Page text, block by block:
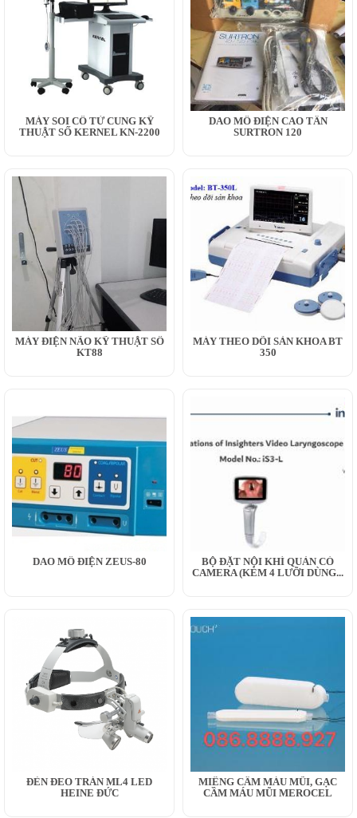
MÁY SOI CỔ TỬ CUNG KỸ
THUẬT SỐ KERNEL KN-2200
DAO MỔ ĐIỆN CAO TẦN
SURTRON 120
MÁY ĐIỆN NÃO KỸ THUẬT SỐ
KT88
MÁY THEO DÕI SẢN KHOA BT
350
DAO MỔ ĐIỆN ZEUS-80
BỘ ĐẶT NỘI KHÍ QUẢN CÓ
CAMERA (KÈM 4 LƯỠI DÙNG...
ĐÈN ĐEO TRÁN ML4 LED
HEINE ĐỨC
MIẾNG CẦM MÁU MŨI, GẠC
CẦM MÁU MŨI MEROCEL